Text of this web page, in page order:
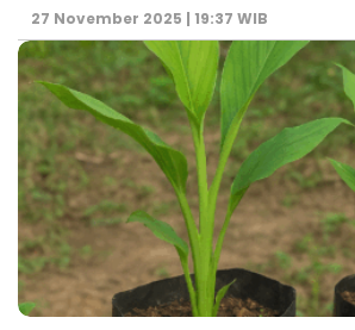
27 November 2025 | 19:37 WIB